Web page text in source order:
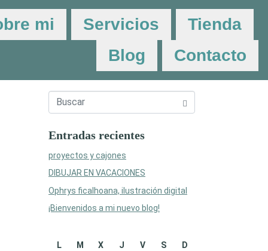
mi Servicios
Tienda
Blog
Contacto
Entradas recientes
proyectos y cajones
DIBUJAR EN VACACIONES
Ophrys ficalhoana, ilustración digital
¡Bienvenidos a mi nuevo blog!
L M X J V S D